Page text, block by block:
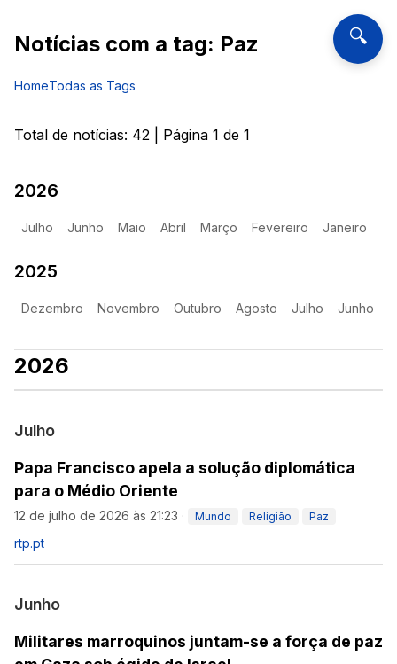
🔍
Notícias com a tag: Paz
HomeTodas as Tags
Total de notícias: 42 | Página 1 de 1
2026
Julho Junho Maio Abril Março Fevereiro Janeiro
2025
Dezembro Novembro Outubro Agosto Julho Junho
2026
Julho
Papa Francisco apela a solução diplomática
para o Médio Oriente
12 de julho de 2026 às 21:23 · Mundo Religião Paz
rtp.pt
Junho
Militares marroquinos juntam-se a força de paz